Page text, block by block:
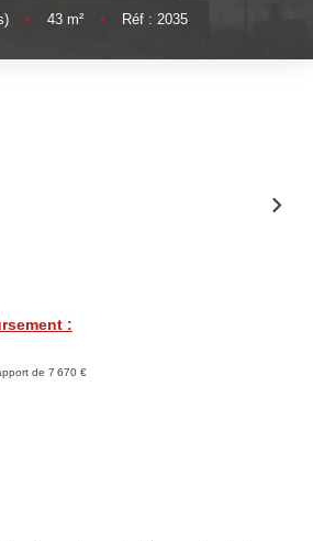
Estimer Mon Bien
• 43 m² • Réf : 2035
:
de 7 670 €